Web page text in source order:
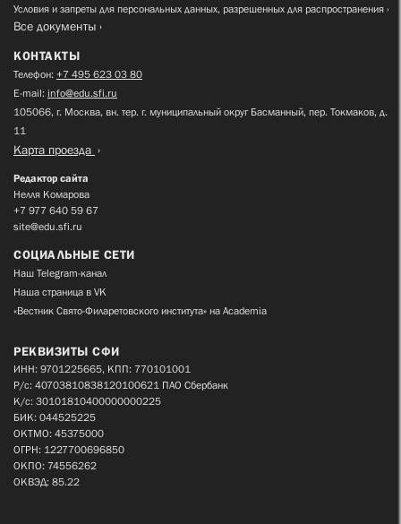
Условия и запреты для персональных данных, разрешенных для распространения
Все документы
КОНТАКТЫ
Телефон: +7 495 623 03 80
E-mail: info@edu.sfi.ru
105066, г. Москва, вн. тер. г. муниципальный округ Басманный, пер. Токмаков, д.
11
Карта проезда
Редактор сайта
Нелля Комарова
+7 977 640 59 67
site@edu.sfi.ru
СОЦИАЛЬНЫЕ СЕТИ
Наш Telegram-канал
Наша страница в VK
«Вестник Свято-Филаретовского института» на Academia
РЕКВИЗИТЫ СФИ
ИНН: 9701225665, КПП: 770101001
Р/с: 40703810838120100621 ПАО Сбербанк
К/с: 30101810400000000225
БИК: 044525225
ОКТМО: 45375000
ОГРН: 1227700696850
ОКПО: 74556262
ОКВЭД: 85.22